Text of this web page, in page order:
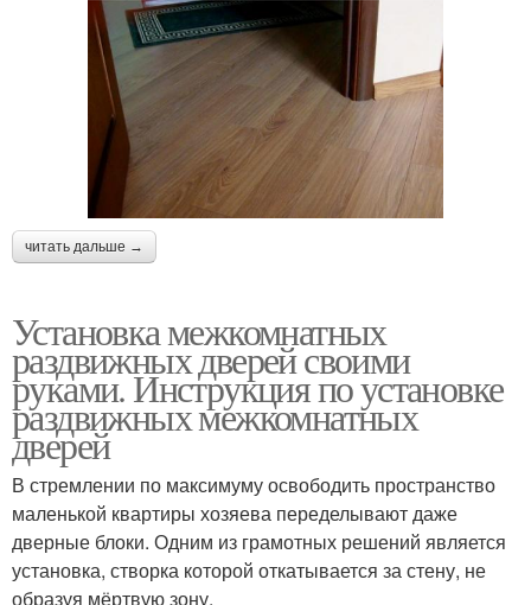
читать дальше →
Установка межкомнатных
раздвижных дверей своими
руками. Инструкция по установке
раздвижных межкомнатных
дверей
В стремлении по максимуму освободить пространство
маленькой квартиры хозяева переделывают даже
дверные блоки. Одним из грамотных решений является
установка, створка которой откатывается за стену, не
образуя мёртвую зону.